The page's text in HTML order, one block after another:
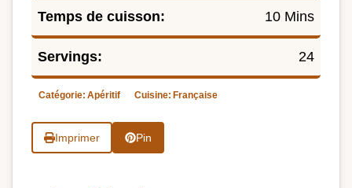
Temps de cuisson: 10 Mins
Servings: 24
Catégorie: Apéritif Cuisine: Française
Imprimer Pin